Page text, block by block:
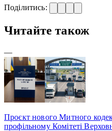
Поділитись:
Читайте також
—
Проєкт нового Митного
профільному Комітеті